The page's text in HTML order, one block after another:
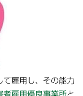
雇用し、その能力
者雇用優良事業所と